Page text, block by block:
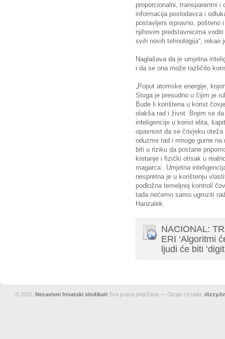
proporcionalni, transparentni
informacija poslodavca i
postavljeni ispravno, pošteno
njihovim predstavnicima
svih novih tehnologija“, rekao
Naglašava da je umjetna
i da se ona može različito
„Poput atomske energije,
Stoga je presudno u čijim je
Bude li korištena u korist
olakša rad i život. Bojim se
inteligencije u korist elita,
opasnost da se čovjeku
oduzme rad i mnoge gurne
biti u riziku da postane
kretanje i fizički otisak u
magarca’. Umjetna
nespretna je u korištenju
podložna temeljnoj kontroli
tada nećemo samo ugroziti
Hanzalek.
NACIONAL:
ERI ‘Algoritmi
ljudi će biti
© 2011. Nezavisni hrvatski sindikati Sva prava pridržana — Dizajn i izrada: dizzy.hr